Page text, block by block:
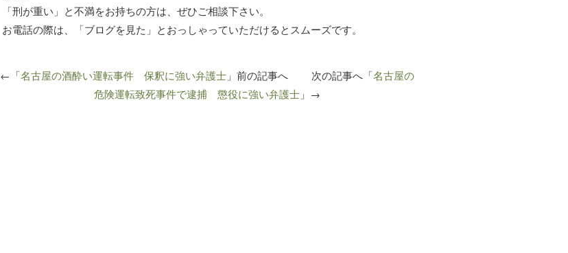
「刑が重い」と不満をお持ちの方は、ぜひご相談下さい。
お電話の際は、「ブログを見た」とおっしゃっていただけるとスムーズです。
←「名古屋の酒酔い運転事件 保釈に強い弁護士 」前の記事へ 次の記事へ「名古屋の
危険運転致死事件で逮捕 懲役に強い弁護士 」→